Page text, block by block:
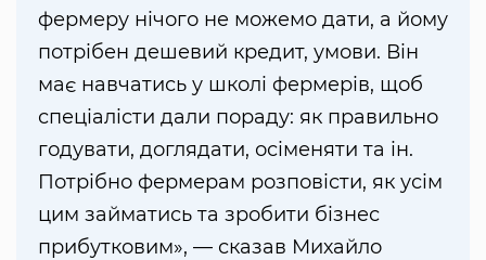
фермеру нічого не можемо дати, а йому
потрібен дешевий кредит, умови. Він
має навчатись у школі фермерів, щоб
спеціалісти дали пораду: як правильно
годувати, доглядати, осіменяти та ін.
Потрібно фермерам розповісти, як усім
цим займатись та зробити бізнес
прибутковим», — сказав Михайло